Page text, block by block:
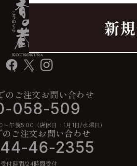
facebook instagram
のご注文お問い合わせ
058-509
午後5:00（店休日：1月1日/水曜日）
ご注文お問い合わせ
46-2355
受付時間/24時間受付